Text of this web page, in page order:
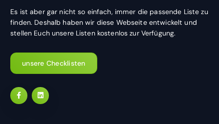
Es ist aber gar nicht so einfach, immer die passende Liste zu
finden. Deshalb haben wir diese Webseite entwickelt und
stellen Euch unsere Listen kostenlos zur Verfügung.
unsere Checklisten